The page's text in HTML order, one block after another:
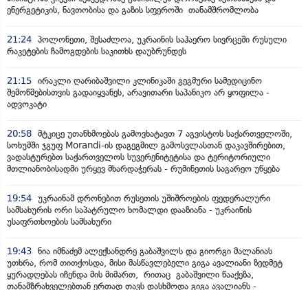
ენერგეტიკის, ნავთობისა და გაზის სფეროში თანამშრომლობა
21:24 პოლონეთი, შესაძლოა, უკრაინის საჰაერო სივრცეში რუსული
რაკეტების ჩამოგდების საკითხს დაუბრუნდეს
21:15 ირაკლი ღარიბაშვილი კლინიკაში გეგმური სამედიცინო
შემოწმებისთვის გადაიყვანეს, არავითარი საპანიკო არ ყოფილა -
ადვოკატი
20:58 მტკიცე უთანხმოებას გამოვხატავთ 7 აგვისტოს საქართველოში,
სოხუმში ჯგუფ Morandi-ის დაგეგმილ გამოსვლასთან დაკავშირებით,
ვადასტურებთ საქართველოს სუვერენიტეტისა და ტერიტორიული
მთლიანობისადმი ურყევ მხარდაჭერას - რუმინეთის საგარეო უწყება
19:54 უკრაინამ დრონებით რუსეთის უშიშროების ფედერალური
სამსახურის ორი საპატრულო ხომალდი დააზიანა - უკრაინის
უსაფრთხოების სამსახური
19:43 ნია იმნაძემ ალექსანდრე გაბაშვილს და გიორგი მალანიას
უთხრა, რომ თითქოსდა, მისი მასწავლებელი გიგა ავალიანი ზედმეტ
ყურადღებას იჩენდა მის მიმართ, რითაც გაბაშვილი წააქეზა,
თანამზრახველებთან ერთად თავს დასხმოდა გიგა ავალიანს -